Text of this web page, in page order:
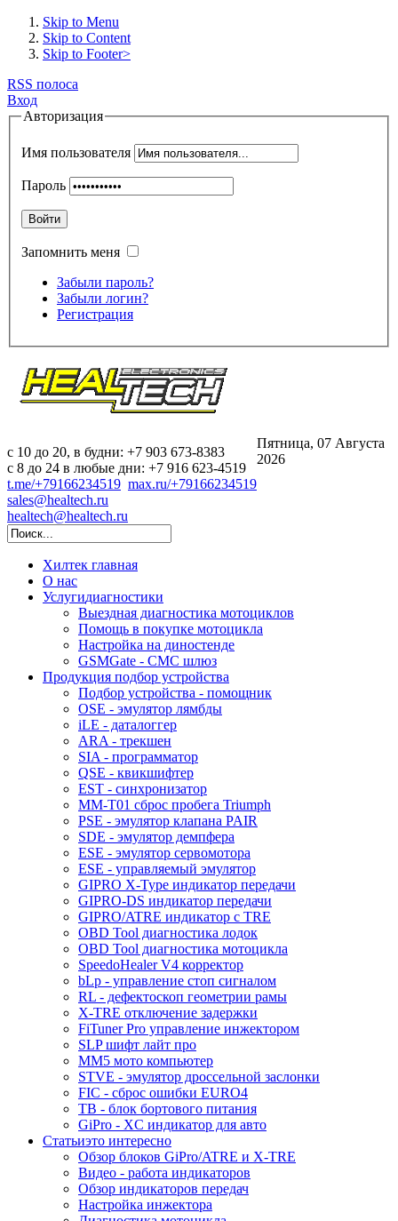
Skip to Menu
Skip to Content
Skip to Footer>
RSS полоса
Вход
Авторизация
Имя пользователя
Пароль
Войти
Запомнить меня
Забыли пароль?
Забыли логин?
Регистрация
c 10 до 20, в будни: +7 903 673-8383
с 8 до 24 в любые дни: +7 916 623-4519
t.me/+79166234519 max.ru/+79166234519
sales@healtech.ru
healtech@healtech.ru
Пятница, 07 Августа
2026
Хилтек главная
О нас
Услугидиагностики
Выездная диагностика мотоциклов
Помощь в покупке мотоцикла
Настройка на диностенде
GSMGate - СМС шлюз
Продукция подбор устройства
Подбор устройства - помощник
OSE - эмулятор лямбды
iLE - даталоггер
ARA - трекшен
SIA - программатор
QSE - квикшифтер
EST - синхронизатор
MM-T01 сброс пробега Triumph
PSE - эмулятор клапана PAIR
SDE - эмулятор демпфера
ESE - эмулятор сервомотора
ESE - управляемый эмулятор
GIPRO X-Type индикатор передачи
GIPRO-DS индикатор передачи
GIPRO/ATRE индикатор с TRE
OBD Tool диагностика лодок
OBD Tool диагностика мотоцикла
SpeedoHealer V4 корректор
bLp - управление стоп сигналом
RL - дефектоскоп геометрии рамы
X-TRE отключение задержки
FiTuner Pro управление инжектором
SLP шифт лайт про
MM5 мото компьютер
STVE - эмулятор дроссельной заслонки
FIC - сброс ошибки EURO4
TB - блок бортового питания
GiPro - XC индикатор для авто
Статьиэто интересно
Обзор блоков GiPro/ATRE и X-TRE
Видео - работа индикаторов
Обзор индикаторов передач
Настройка инжектора